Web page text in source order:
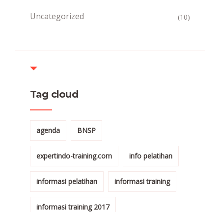
Uncategorized (10)
Tag cloud
agenda BNSP
expertindo-training.com info pelatihan
informasi pelatihan informasi training
informasi training 2017